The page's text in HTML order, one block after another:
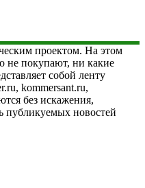
проектом. На этом
не покупают, ни какие
собой ленту
kommersant.ru,
без искажения,
публикуемых новостей